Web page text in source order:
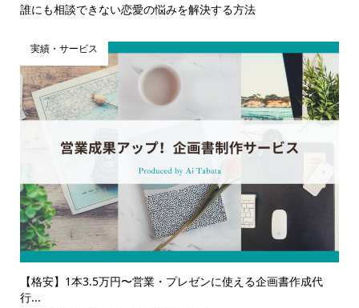
誰にも相談できない恋愛の悩みを解決する方法
実績・サービス
【格安】1本3.5万円〜営業・プレゼンに使える企画書作成代
行...